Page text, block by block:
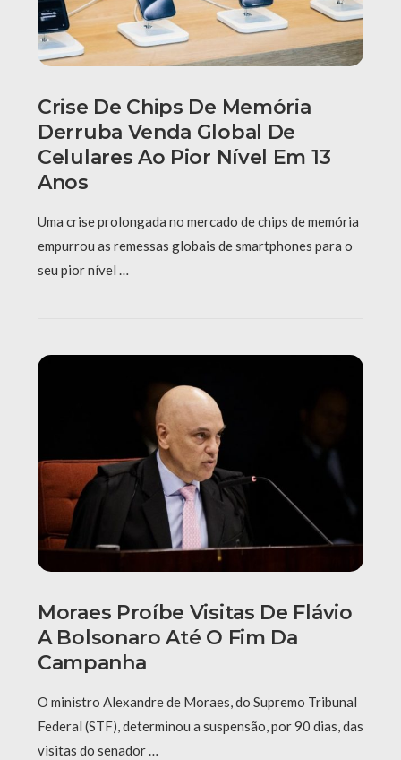
Crise De Chips De Memória
Derruba Venda Global De
Celulares Ao Pior Nível Em 13
Anos
Uma crise prolongada no mercado de chips de memória
empurrou as remessas globais de smartphones para o
seu pior nível …
Moraes Proíbe Visitas De Flávio
A Bolsonaro Até O Fim Da
Campanha
O ministro Alexandre de Moraes, do Supremo Tribunal
Federal (STF), determinou a suspensão, por 90 dias, das
visitas do senador …